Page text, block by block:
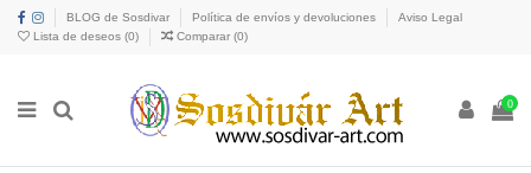
BLOG de Sosdivar Política de envíos y devoluciones
Aviso Legal
Lista de deseos (0) Comparar (0)
0